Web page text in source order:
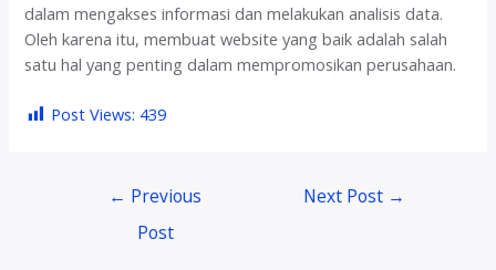
dalam mengakses informasi dan melakukan analisis data.
Oleh karena itu, membuat website yang baik adalah salah
satu hal yang penting dalam mempromosikan perusahaan.
Post Views: 439
← Previous
Post
Next Post →